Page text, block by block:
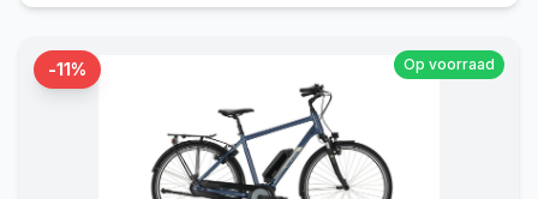
-11% Op voorraad